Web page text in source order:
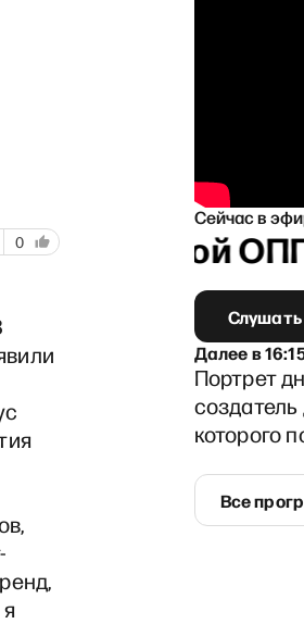
0
Сейчас в
ОПГ
Слушать
Далеев
Портрет
которого
Все